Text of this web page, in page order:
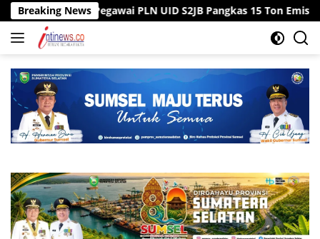
Langsung
ke
konten
Breaking News
Pegawai PLN UID S2JB Pangkas 15 Ton Emisi Karbon